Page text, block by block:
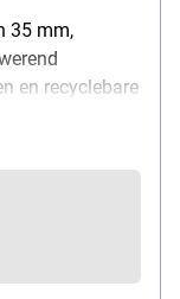
35 mm,
en recyclebare